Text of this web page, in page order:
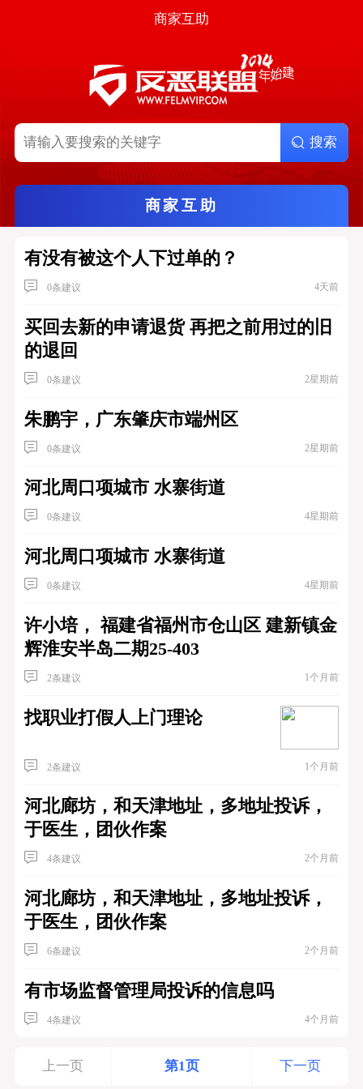
商家互助
搜索
商家互助
有没有被这个人下过单的？
0条建议 4天前
买回去新的申请退货 再把之前用过的旧
的退回
0条建议 2星期前
朱鹏宇，广东肇庆市端州区
0条建议 2星期前
河北周口项城市 水寨街道
0条建议 4星期前
河北周口项城市 水寨街道
0条建议 4星期前
许小培， 福建省福州市仓山区 建新镇金
辉淮安半岛二期25-403
2条建议 1个月前
找职业打假人上门理论
2条建议 1个月前
河北廊坊，和天津地址，多地址投诉，
于医生，团伙作案
4条建议 2个月前
河北廊坊，和天津地址，多地址投诉，
于医生，团伙作案
6条建议 2个月前
有市场监督管理局投诉的信息吗
4条建议 4个月前
上一页 第1页 下一页